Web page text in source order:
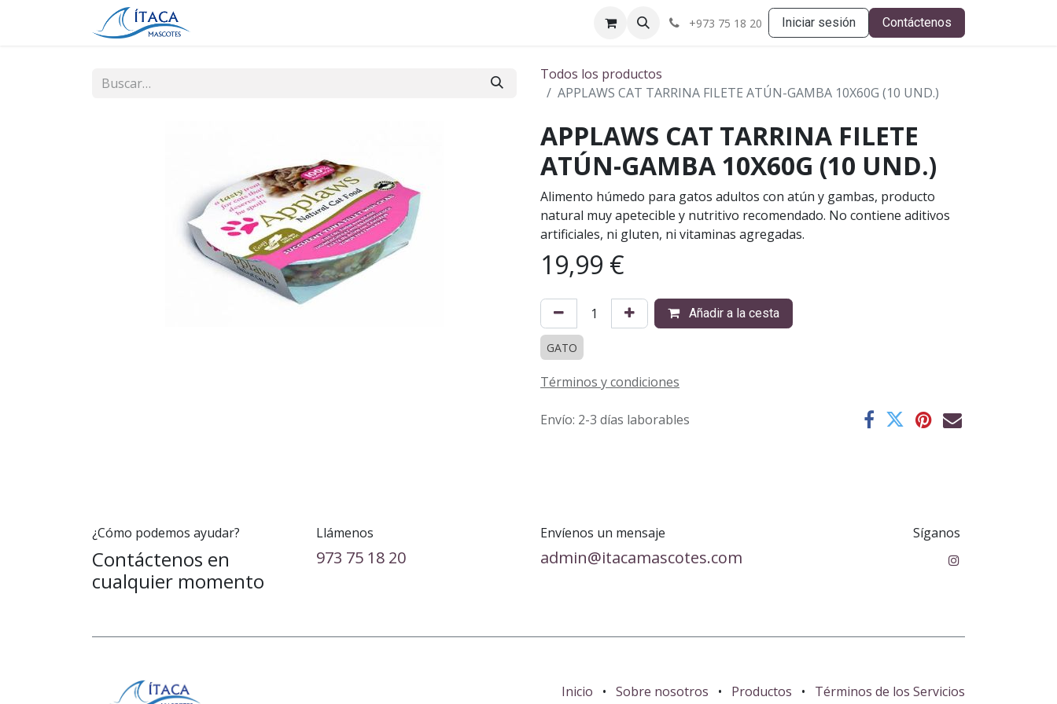
+973 75 18 20 Iniciar sesión Contáctenos
Todos los productos
APPLAWS CAT TARRINA FILETE ATÚN-GAMBA 10X60G (10 UND.)
APPLAWS CAT TARRINA FILETE
ATÚN-GAMBA 10X60G (10 UND.)
Alimento húmedo para gatos adultos con atún y gambas, producto
natural muy apetecible y nutritivo recomendado. No contiene aditivos
artificiales, ni gluten, ni vitaminas agregadas.
19,99 €
Añadir a la cesta
GATO
Términos y condiciones
Envío: 2-3 días laborables
¿Cómo podemos ayudar?
Contáctenos en
cualquier momento
Llámenos
973 75 18 20
Envíenos un mensaje
admin@itacamascotes.com
Síganos
Inicio • Sobre nosotros • Productos • Términos de los Servicios